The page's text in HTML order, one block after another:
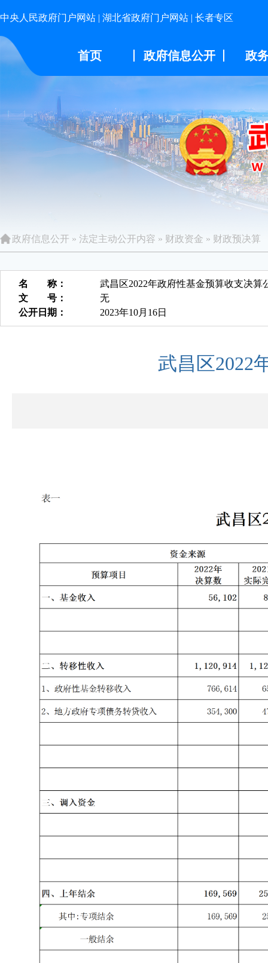
中央人民政府门户网站 | 湖北省政府门户网站 | 长者专区
首页 政府信息公开 政
政府信息公开 » 法定主动公开内容 » 财政资金 » 财政预决算
名 称：
武昌区2022年政府性基金预算收支决算
文 号：
无
公开日期：
2023年10月16日
武昌区2022